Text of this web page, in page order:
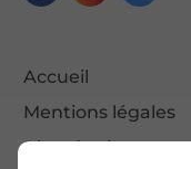
Accueil
Mentions légales
Plan du site